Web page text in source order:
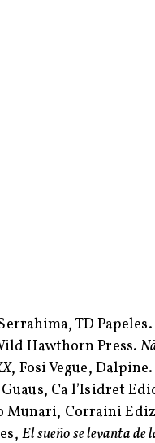
TD Papeles.
Hawthorn Press.
, Fosi Vegue, Dalpine.
Ca l’Isidret
Munari, Corraini
El sueño se levanta de